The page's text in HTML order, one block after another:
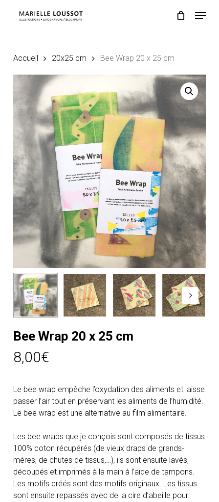
Menu
Accueil 20x25 cm Bee Wrap 20 x 25 cm
Bee Wrap 20 x 25 cm
8,00€
Le bee wrap empêche l’oxydation des aliments et laisse
passer l’air tout en préservant les aliments de l’humidité.
Le bee wrap est une alternative au film alimentaire.
Les bee wraps que je conçois sont composés de tissus
100% coton récupérés (de vieux draps de grands-
mères, de chutes de tissus,…), ils sont ensuite lavés,
découpés et imprimés à la main à l’aide de tampons.
Les motifs créés sont des motifs originaux. Les tissus
sont ensuite repassés avec de la cire d’abeille pour